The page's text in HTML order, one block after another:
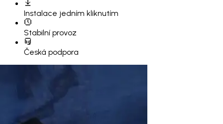
Instalace jedním kliknutím
Stabilní provoz
Česká podpora